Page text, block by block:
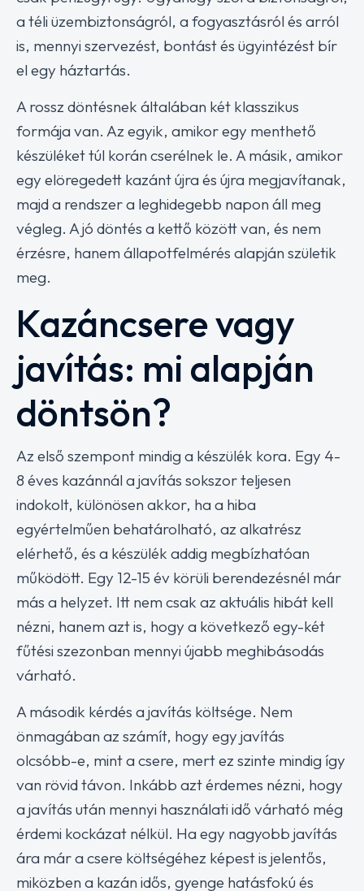
a téli üzembiztonságról, a fogyasztásról és arról
is, mennyi szervezést, bontást és ügyintézést bír
el egy háztartás.
A rossz döntésnek általában két klasszikus
formája van. Az egyik, amikor egy menthető
készüléket túl korán cserélnek le. A másik, amikor
egy elöregedett kazánt újra és újra megjavítanak,
majd a rendszer a leghidegebb napon áll meg
végleg. A jó döntés a kettő között van, és nem
érzésre, hanem állapotfelmérés alapján születik
meg.
Kazáncsere vagy
javítás: mi alapján
döntsön?
Az első szempont mindig a készülék kora. Egy 4-
8 éves kazánnál a javítás sokszor teljesen
indokolt, különösen akkor, ha a hiba
egyértelműen behatárolható, az alkatrész
elérhető, és a készülék addig megbízhatóan
működött. Egy 12-15 év körüli berendezésnél már
más a helyzet. Itt nem csak az aktuális hibát kell
nézni, hanem azt is, hogy a következő egy-két
fűtési szezonban mennyi újabb meghibásodás
várható.
A második kérdés a javítás költsége. Nem
önmagában az számít, hogy egy javítás
olcsóbb-e, mint a csere, mert ez szinte mindig így
van rövid távon. Inkább azt érdemes nézni, hogy
a javítás után mennyi használati idő várható még
érdemi kockázat nélkül. Ha egy nagyobb javítás
ára már a csere költségéhez képest is jelentős,
miközben a kazán idős, gyenge hatásfokú és